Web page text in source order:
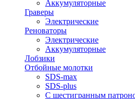
Аккумуляторные
Граверы
Электрические
Реноваторы
Электрические
Аккумуляторные
Лобзики
Отбойные молотки
SDS-max
SDS-plus
С шестигранным